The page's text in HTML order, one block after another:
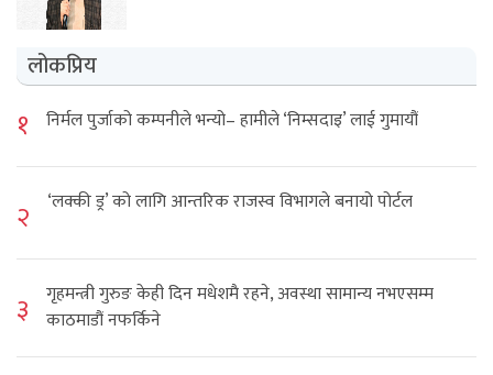
लोकप्रिय
१ निर्मल पुर्जाको कम्पनीले भन्यो– हामीले ‘निम्सदाइ’ लाई गुमायौं
२ ‘लक्की ड्र’ को लागि आन्तरिक राजस्व विभागले बनायो पोर्टल
३
गृहमन्त्री गुरुङ केही दिन मधेशमै रहने, अवस्था सामान्य नभएसम्म
काठमाडौं नफर्किने